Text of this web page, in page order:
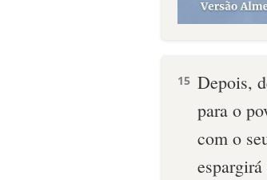
15 Depois,
para o
com o